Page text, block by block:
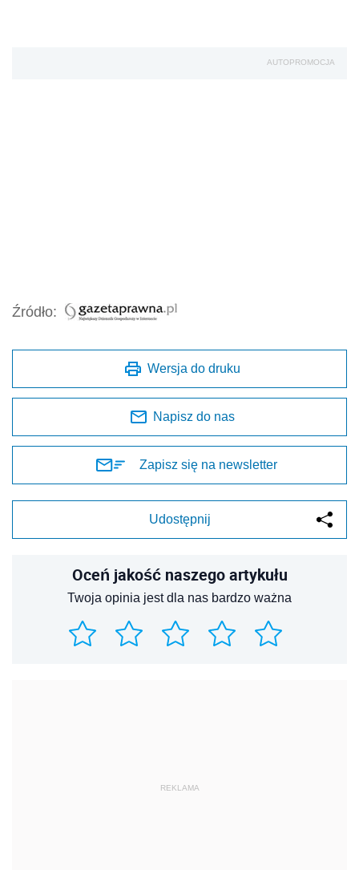
AUTOPROMOCJA
Źródło:
Wersja do druku
Napisz do nas
Zapisz się na newsletter
Udostępnij
Oceń jakość naszego artykułu
Twoja opinia jest dla nas bardzo ważna
REKLAMA